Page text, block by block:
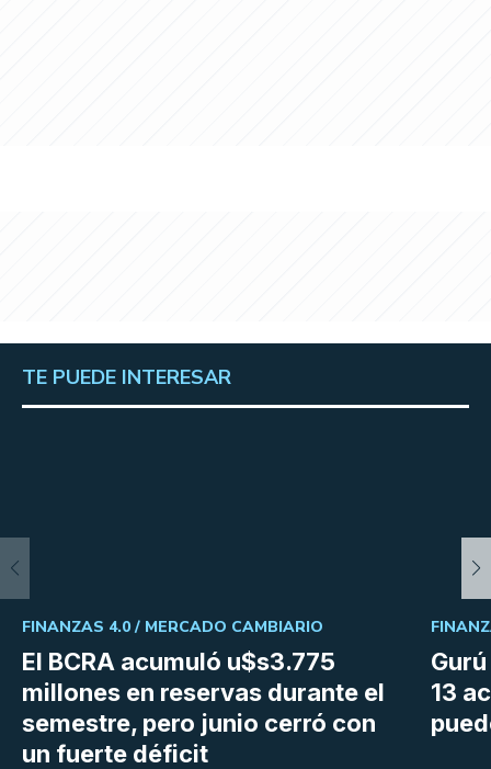
TE PUEDE INTERESAR
El BCRA acumuló u$s3.775
millones en reservas durante el
semestre, pero junio cerró con
un fuerte déficit
FINANZAS 4.0 / MERCADO CAMBIARIO
13